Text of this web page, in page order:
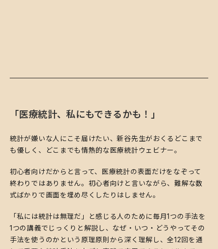
「医療統計、私にもできるかも！」
​統計が嫌いな人にこそ届けたい、新谷先生がおくるどこまで
も優しく、どこまでも情熱的な医療統計ウェビナー。
​初心者向けだからと言って、医療統計の表面だけをなぞって
終わりではありません。初心者向けと言いながら、難解な数
式ばかりで画面を埋め尽くしたりはしません。
​「私には統計は無理だ」と感じる人のために毎月1つの手法を
1つの講義でじっくりと解説し、なぜ・いつ・どうやってその
手法を使うのかという原理原則から深く理解し、全12回を通